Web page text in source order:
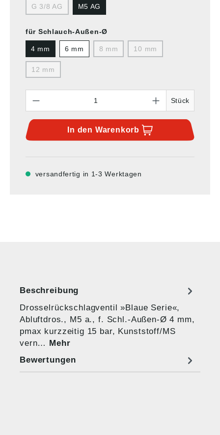
G 3/8 AG M5 AG
für Schlauch-Außen-Ø
4 mm 6 mm 8 mm 10 mm
12 mm
Stück
In den Warenkorb
versandfertig in 1-3 Werktagen
Beschreibung
Drosselrückschlagventil »Blaue Serie«,
Abluftdros., M5 a., f. Schl.-Außen-Ø 4 mm,
pmax kurzzeitig 15 bar, Kunststoff/MS
vern… Mehr
Bewertungen